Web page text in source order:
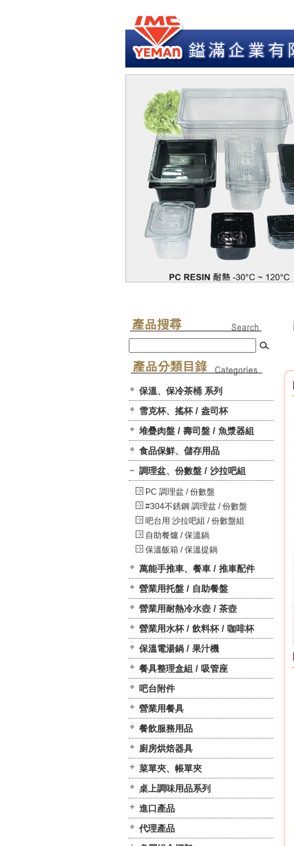
保溫、保冷茶桶 系列
雪克杯、搖杯 / 盎司杯
堆疊肉盤 / 壽司盤 / 魚漿器組
食品保鮮、儲存用品
調理盆、份數盤 / 沙拉吧組
PC 調理盆 / 份數盤
#304不銹鋼 調理盆 / 份數盤
吧台用 沙拉吧組 / 份數盤組
自助餐爐 / 保溫鍋
保溫飯箱 / 保溫提鍋
萬能手推車、餐車 / 推車配件
營業用托盤 / 自助餐盤
營業用耐熱冷水壺 / 茶壺
營業用水杯 / 飲料杯 / 咖啡杯
保溫電湯鍋 / 果汁機
餐具整理盒組 / 吸管座
吧台附件
營業用餐具
餐飲服務用品
廚房烘焙器具
菜單夾、帳單夾
桌上調味用品系列
進口產品
代理產品